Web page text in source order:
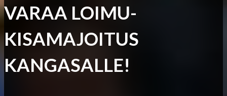
VARAA LOIMU-
KISAMAJOITUS
KANGASALLE!